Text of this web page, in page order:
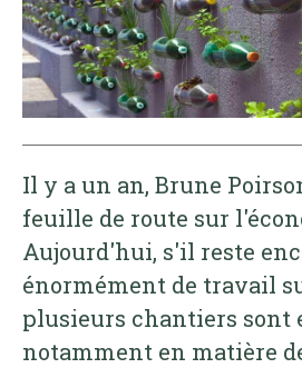
Il y a un an, Brune
feuille de route sur
Aujourd'hui, s'il reste
énormément de travail
plusieurs chantiers sont
notamment en matière